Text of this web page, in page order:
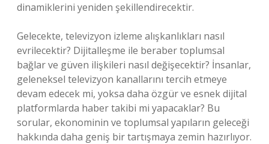
dinamiklerini yeniden şekillendirecektir.
Gelecekte, televizyon izleme alışkanlıkları nasıl
evrilecektir? Dijitalleşme ile beraber toplumsal
bağlar ve güven ilişkileri nasıl değişecektir? İnsanlar,
geleneksel televizyon kanallarını tercih etmeye
devam edecek mi, yoksa daha özgür ve esnek dijital
platformlarda haber takibi mi yapacaklar? Bu
sorular, ekonominin ve toplumsal yapıların geleceği
hakkında daha geniş bir tartışmaya zemin hazırlıyor.